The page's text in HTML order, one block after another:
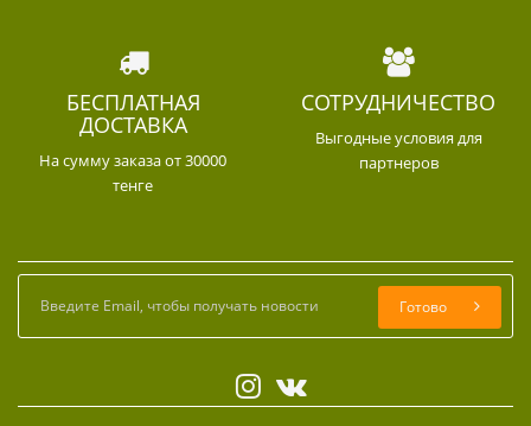
БЕСПЛАТНАЯ
ДОСТАВКА
На сумму заказа от 30000
тенге
СОТРУДНИЧЕСТВО
Выгодные условия для
партнеров
Готово